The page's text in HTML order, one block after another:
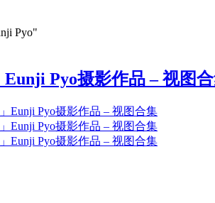
Pyo"
Eunji Pyo摄影作品 – 视图